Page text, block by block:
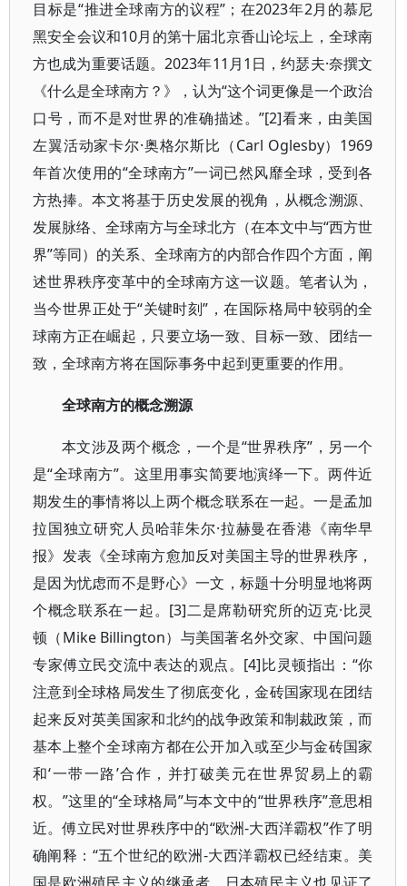
目标是“推进全球南方的议程”；在2023年2月的慕尼
黑安全会议和10月的第十届北京香山论坛上，全球南
方也成为重要话题。2023年11月1日，约瑟夫·奈撰文
《什么是全球南方？》，认为“这个词更像是一个政治
口号，而不是对世界的准确描述。”[2]看来，由美国
左翼活动家卡尔·奥格尔斯比（Carl Oglesby）1969
年首次使用的“全球南方”一词已然风靡全球，受到各
方热捧。本文将基于历史发展的视角，从概念溯源、
发展脉络、全球南方与全球北方（在本文中与“西方世
界”等同）的关系、全球南方的内部合作四个方面，阐
述世界秩序变革中的全球南方这一议题。笔者认为，
当今世界正处于“关键时刻”，在国际格局中较弱的全
球南方正在崛起，只要立场一致、目标一致、团结一
致，全球南方将在国际事务中起到更重要的作用。
全球南方的概念溯源
本文涉及两个概念，一个是“世界秩序”，另一个
是“全球南方”。这里用事实简要地演绎一下。两件近
期发生的事情将以上两个概念联系在一起。一是孟加
拉国独立研究人员哈菲朱尔·拉赫曼在香港《南华早
报》发表《全球南方愈加反对美国主导的世界秩序，
是因为忧虑而不是野心》一文，标题十分明显地将两
个概念联系在一起。[3]二是席勒研究所的迈克·比灵
顿（Mike Billington）与美国著名外交家、中国问题
专家傅立民交流中表达的观点。[4]比灵顿指出：“你
注意到全球格局发生了彻底变化，金砖国家现在团结
起来反对英美国家和北约的战争政策和制裁政策，而
基本上整个全球南方都在公开加入或至少与金砖国家
和‘一带一路’合作，并打破美元在世界贸易上的霸
权。”这里的“全球格局”与本文中的“世界秩序”意思相
近。傅立民对世界秩序中的“欧洲-大西洋霸权”作了明
确阐释：“五个世纪的欧洲-大西洋霸权已经结束。美